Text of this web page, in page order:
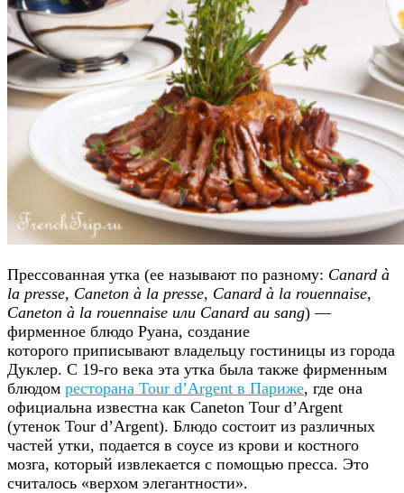
Прессованная утка (ее называют по разному: Canard à
la presse, Caneton à la presse, Canard à la rouennaise,
Caneton à la rouennaise или Canard au sang) —
фирменное блюдо Руана, создание
которого приписывают владельцу гостиницы из города
Дуклер. С 19-го века эта утка была также фирменным
блюдом ресторана Tour d’Argent в Париже, где она
официальна известна как Caneton Tour d’Argent
(утенок Tour d’Argent). Блюдо состоит из различных
частей утки, подается в соусе из крови и костного
мозга, который извлекается с помощью пресса. Это
считалось «верхом элегантности».